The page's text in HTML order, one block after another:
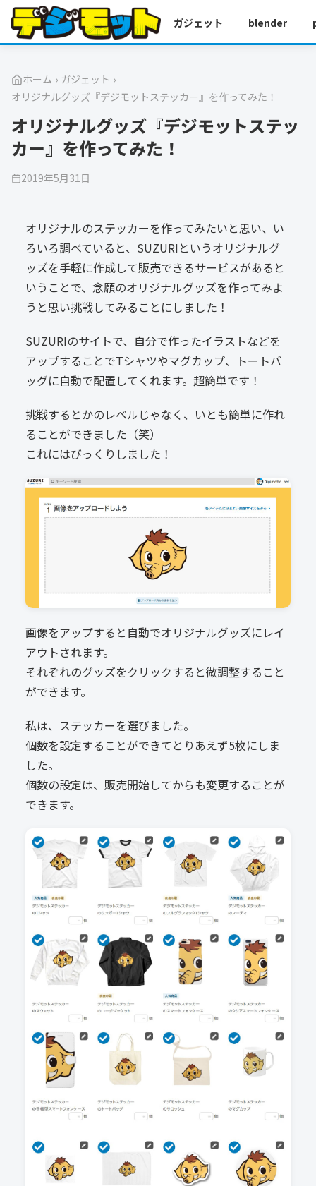
ガジェット blender
ホーム › ガジェット ›
オリジナルグッズ『デジモットステッカー』を作ってみた！
オリジナルグッズ『デジモットステッ
カー』を作ってみた！
2019年5月31日
オリジナルのステッカーを作ってみたいと思い、い
ろいろ調べていると、SUZURIというオリジナルグ
ッズを手軽に作成して販売できるサービスがあると
いうことで、念願のオリジナルグッズを作ってみよ
うと思い挑戦してみることにしました！
SUZURIのサイトで、自分で作ったイラストなどを
アップすることでTシャツやマグカップ、トートバ
ッグに自動で配置してくれます。超簡単です！
挑戦するとかのレベルじゃなく、いとも簡単に作れ
ることができました（笑）
これにはびっくりしました！
画像をアップすると自動でオリジナルグッズにレイ
アウトされます。
それぞれのグッズをクリックすると微調整すること
ができます。
私は、ステッカーを選びました。
個数を設定することができてとりあえず5枚にしま
した。
個数の設定は、販売開始してからも変更することが
できます。